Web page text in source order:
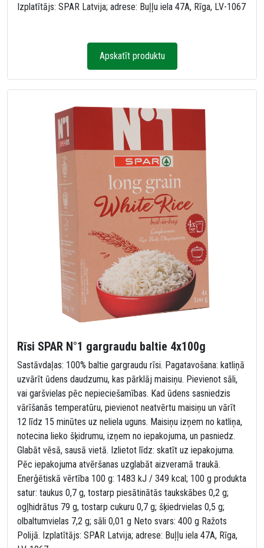
Izplatītājs: SPAR Latvija; adrese: Buļļu iela 47A, Rīga, LV-1067
Apskatīt produktu
Rīsi SPAR N°1 gargraudu baltie 4x100g
Sastāvdaļas: 100% baltie gargraudu rīsi. Pagatavošana: katliņā
uzvārīt ūdens daudzumu, kas pārklāj maisiņu. Pievienot sāli,
vai garšvielas pēc nepieciešamības. Kad ūdens sasniedzis
vārīšanās temperatūru, pievienot neatvērtu maisiņu un vārīt
12 līdz 15 minūtes uz neliela uguns. Maisiņu izņem no katliņa,
notecina lieko šķidrumu, izņem no iepakojuma, un pasniedz.
Glabāt vēsā, sausā vietā. Izlietot līdz: skatīt uz iepakojuma.
Pēc iepakojuma atvēršanas uzglabāt aizveramā traukā.
Enerģētiskā vērtība 100 g: 1483 kJ / 349 kcal; 100 g produkta
satur: taukus 0,7 g, tostarp piesātinātās taukskābes 0,2 g;
ogļhidrātus 79 g, tostarp cukuru 0,7 g; šķiedrvielas 0,5 g;
olbaltumvielas 7,2 g; sāli 0,01 g Neto svars: 400 g Ražots
Polijā. Izplatītājs: SPAR Latvija; adrese: Buļļu iela 47A, Rīga,